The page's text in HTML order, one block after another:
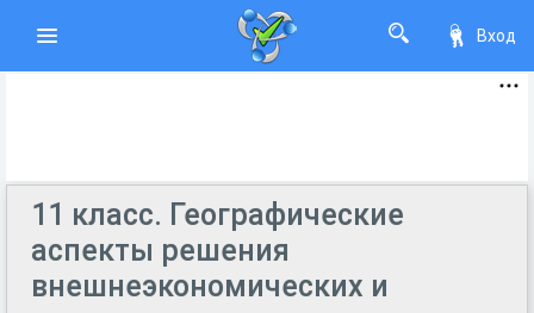
Вход
11 класс. Географические
аспекты решения
внешнеэкономических и